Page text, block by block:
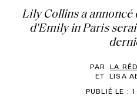
Lily Collins a annoncé
d'Emily in Paris
PAR LA
ET LISA
PUBLIÉ LE :